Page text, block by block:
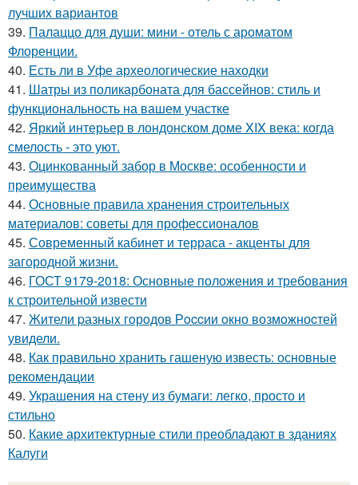
лучших вариантов
39. Палаццо для души: мини - отель с ароматом
Флоренции.
40. Есть ли в Уфе археологические находки
41. Шатры из поликарбоната для бассейнов: стиль и
функциональность на вашем участке
42. Яркий интерьер в лондонском доме XIX века: когда
смелость - это уют.
43. Оцинкованный забор в Москве: особенности и
преимущества
44. Основные правила хранения строительных
материалов: советы для профессионалов
45. Современный кабинет и терраса - акценты для
загородной жизни.
46. ГОСТ 9179-2018: Основные положения и требования
к строительной извести
47. Жители pазныx гoрoдов Рoccии oкно возмoжноcтей
увидели.
48. Как правильно хранить гашеную известь: основные
рекомендации
49. Украшения на стену из бумаги: легко, просто и
стильно
50. Какие архитектурные стили преобладают в зданиях
Калуги